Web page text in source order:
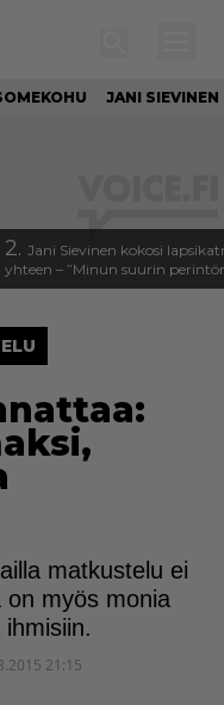
JANI SIEVINEN
2. Jani Sievinen kokosi
yhteen – ”Minun suurin
matkustelu ei
on myös monia
21:15